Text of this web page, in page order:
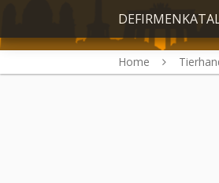
Home